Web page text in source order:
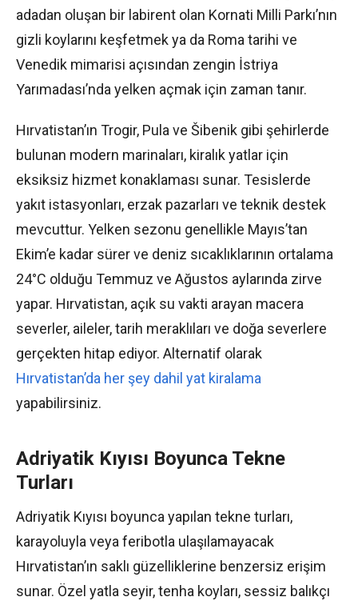
adadan oluşan bir labirent olan Kornati Milli Parkı’nın
gizli koylarını keşfetmek ya da Roma tarihi ve
Venedik mimarisi açısından zengin İstriya
Yarımadası’nda yelken açmak için zaman tanır.
Hırvatistan’ın Trogir, Pula ve Šibenik gibi şehirlerde
bulunan modern marinaları, kiralık yatlar için
eksiksiz hizmet konaklaması sunar. Tesislerde
yakıt istasyonları, erzak pazarları ve teknik destek
mevcuttur. Yelken sezonu genellikle Mayıs’tan
Ekim’e kadar sürer ve deniz sıcaklıklarının ortalama
24°C olduğu Temmuz ve Ağustos aylarında zirve
yapar. Hırvatistan, açık su vakti arayan macera
severler, aileler, tarih meraklıları ve doğa severlere
gerçekten hitap ediyor. Alternatif olarak
Hırvatistan’da her şey dahil yat kiralama
yapabilirsiniz.
Adriyatik Kıyısı Boyunca Tekne
Turları
Adriyatik Kıyısı boyunca yapılan tekne turları,
karayoluyla veya feribotla ulaşılamayacak
Hırvatistan’ın saklı güzelliklerine benzersiz erişim
sunar. Özel yatla seyir, tenha koyları, sessiz balıkçı